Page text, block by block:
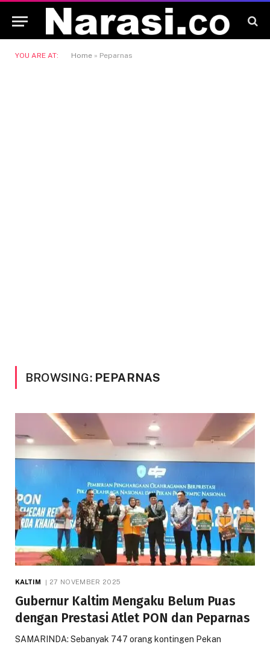
YOU ARE AT: Home » Peparnas
BROWSING: PEPARNAS
KALTIM 27 NOVEMBER 2025
Gubernur Kaltim Mengaku Belum Puas
dengan Prestasi Atlet PON dan Peparnas
SAMARINDA: Sebanyak 747 orang kontingen Pekan